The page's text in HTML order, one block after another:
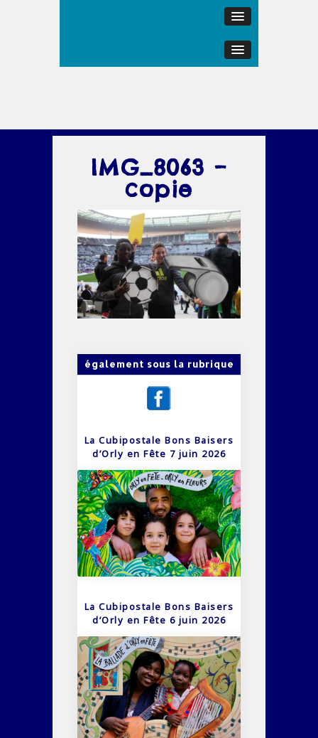
IMG_8063 –
copie
également sous la rubrique
La Cubipostale Bons Baisers
d’Orly en Fête 7 juin 2026
La Cubipostale Bons Baisers
d’Orly en Fête 6 juin 2026